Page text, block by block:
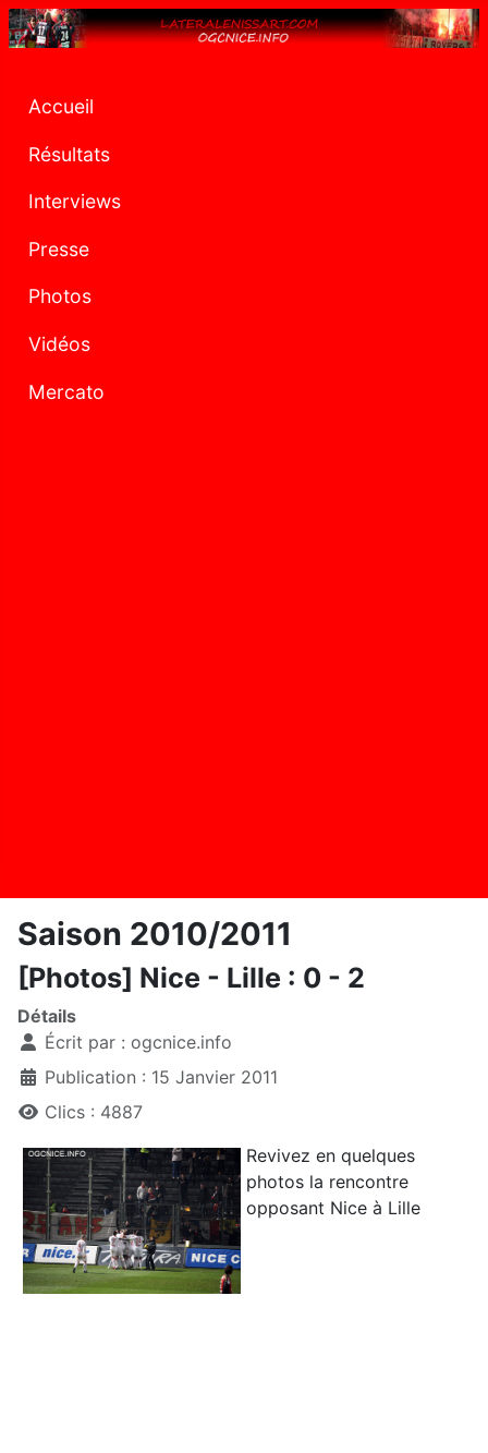
Accueil
Résultats
Interviews
Presse
Photos
Vidéos
Mercato
Saison 2010/2011
[Photos] Nice - Lille : 0 - 2
Détails
Écrit par : ogcnice.info
Publication : 15 Janvier 2011
Clics : 4887
Revivez en quelques
photos la rencontre
opposant Nice à Lille